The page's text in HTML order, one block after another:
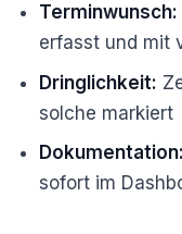
Terminwunsch:
erfasst und mit
Dringlichkeit:
solche markiert
Dokumentation:
sofort im